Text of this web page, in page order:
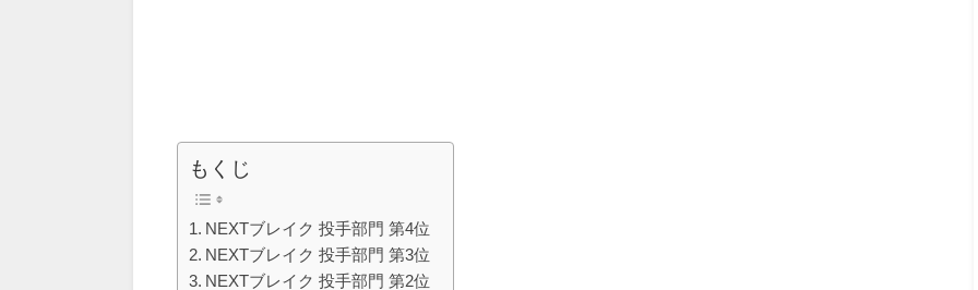
もくじ
NEXTブレイク 投手部門 第4位
NEXTブレイク 投手部門 第3位
NEXTブレイク 投手部門 第2位